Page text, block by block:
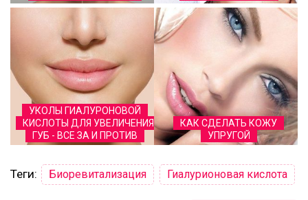
УКОЛЫ ГИАЛУРОНОВОЙ
КИСЛОТЫ ДЛЯ УВЕЛИЧЕНИЯ
ГУБ - ВСЕ ЗА И ПРОТИВ
КАК СДЕЛАТЬ КОЖУ
УПРУГОЙ
Теги: Биоревитализация Гиалурионовая кислота